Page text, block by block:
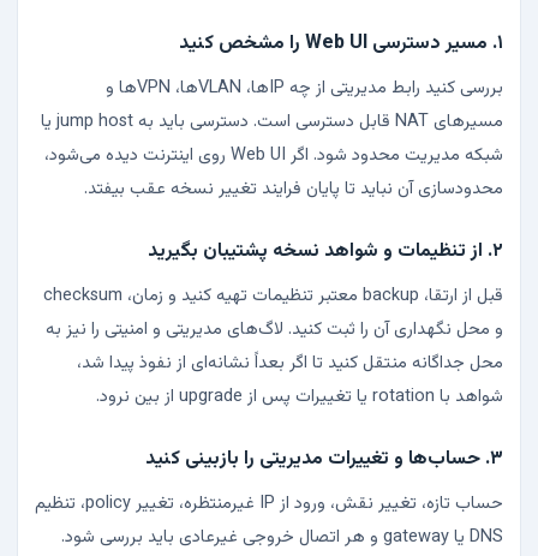
۱. مسیر دسترسی Web UI را مشخص کنید
بررسی کنید رابط مدیریتی از چه IPها، VLANها، VPNها و
مسیرهای NAT قابل دسترسی است. دسترسی باید به jump host یا
شبکه مدیریت محدود شود. اگر Web UI روی اینترنت دیده می‌شود،
محدودسازی آن نباید تا پایان فرایند تغییر نسخه عقب بیفتد.
۲. از تنظیمات و شواهد نسخه پشتیبان بگیرید
قبل از ارتقا، backup معتبر تنظیمات تهیه کنید و زمان، checksum
و محل نگهداری آن را ثبت کنید. لاگ‌های مدیریتی و امنیتی را نیز به
محل جداگانه منتقل کنید تا اگر بعداً نشانه‌ای از نفوذ پیدا شد،
شواهد با rotation یا تغییرات پس از upgrade از بین نرود.
۳. حساب‌ها و تغییرات مدیریتی را بازبینی کنید
حساب تازه، تغییر نقش، ورود از IP غیرمنتظره، تغییر policy، تنظیم
DNS یا gateway و هر اتصال خروجی غیرعادی باید بررسی شود.